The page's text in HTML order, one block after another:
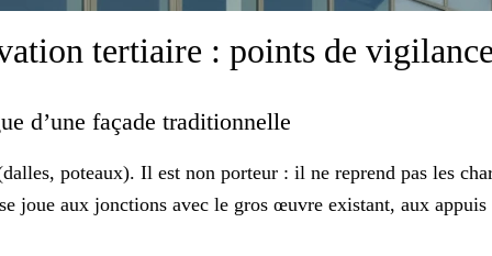
tertiaire : points de
d’une façade traditionnelle
poteaux). Il est non porteur : il ne reprend pas les
joue aux jonctions avec le gros œuvre existant, aux appuis